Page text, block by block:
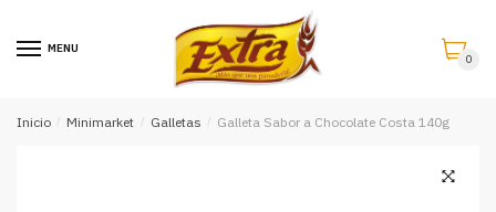
MENU
0
Inicio / Minimarket / Galletas / Galleta Sabor a Chocolate Costa 140g